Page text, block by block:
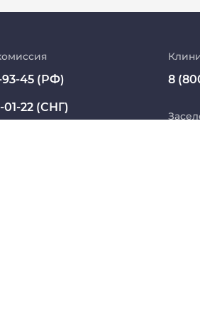
МедКласс
МАСЦ СибГМУ
Научно-медицинская
45 (РФ)
01-22 (СНГ)
8